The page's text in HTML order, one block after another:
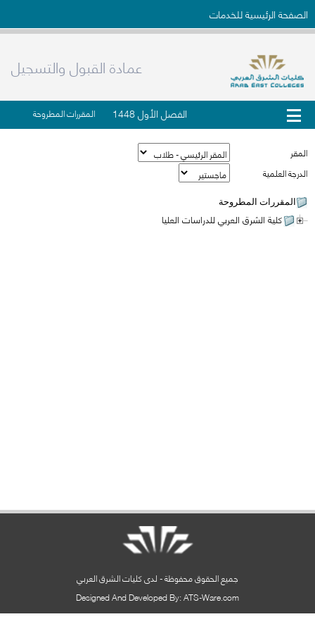
الصفحة الرئيسية للخدمات
عمادة القبول والتسجيل
الفصل الأول 1448 المقررات المطروحة
المقر
الدرجة العلمية
المقررات المطروحة
كلية الشرق العربي للدراسات العليا
جميع الحقوق محفوظة - لدى كليات الشرق العربي
Designed And Developed By: ATS-Ware.com